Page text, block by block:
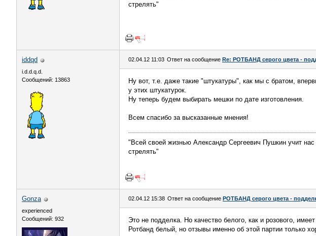
стрелять"
iddqd
i.d.d.q.d.
Сообщений: 13863
02.04.12 11:03 Ответ на сообщение Re: РОТБАНД серого цвета -
Ну вот, т.е. даже такие "штукатуры", как мы с братом,
у этих штукатурок.
Ну теперь будем выбирать мешки по дате изготовления.
Всем спасибо за высказанные мнения!
"Всей своей жизнью Александр Сергеевич Пушкин учит
стрелять"
Gonza
experienced
Сообщений: 932
02.04.12 15:38 Ответ на сообщение РОТБАНД серого цвета -
Это не подделка. Но качество белого, как и розового,
Ротбанд белый, но отзывы именно об этой партии только